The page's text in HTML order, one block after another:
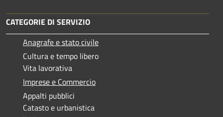
CATEGORIE DI SERVIZIO
Anagrafe e stato civile
Cultura e tempo libero
Vita lavorativa
Imprese e Commercio
Appalti pubblici
Catasto e urbanistica